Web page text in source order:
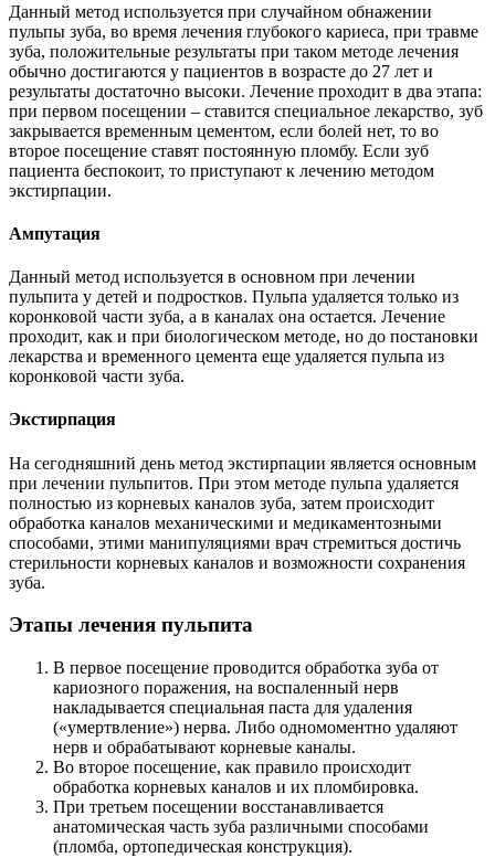
Данный метод используется при случайном обнажении
пульпы зуба, во время лечения глубокого кариеса, при травме
зуба, положительные результаты при таком методе лечения
обычно достигаются у пациентов в возрасте до 27 лет и
результаты достаточно высоки. Лечение проходит в два этапа:
при первом посещении – ставится специальное лекарство, зуб
закрывается временным цементом, если болей нет, то во
второе посещение ставят постоянную пломбу. Если зуб
пациента беспокоит, то приступают к лечению методом
экстирпации.
Ампутация
Данный метод используется в основном при лечении
пульпита у детей и подростков. Пульпа удаляется только из
коронковой части зуба, а в каналах она остается. Лечение
проходит, как и при биологическом методе, но до постановки
лекарства и временного цемента еще удаляется пульпа из
коронковой части зуба.
Экстирпация
На сегодняшний день метод экстирпации является основным
при лечении пульпитов. При этом методе пульпа удаляется
полностью из корневых каналов зуба, затем происходит
обработка каналов механическими и медикаментозными
способами, этими манипуляциями врач стремиться достичь
стерильности корневых каналов и возможности сохранения
зуба.
Этапы лечения пульпита
В первое посещение проводится обработка зуба от
кариозного поражения, на воспаленный нерв
накладывается специальная паста для удаления
(«умертвление») нерва. Либо одномоментно удаляют
нерв и обрабатывают корневые каналы.
Во второе посещение, как правило происходит
обработка корневых каналов и их пломбировка.
При третьем посещении восстанавливается
анатомическая часть зуба различными способами
(пломба, ортопедическая конструкция).